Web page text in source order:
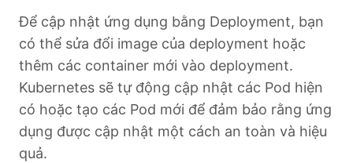
Để cập nhật ứng dụng bằng Deployment, bạn
có thể sửa đổi image của deployment hoặc
thêm các container mới vào deployment.
Kubernetes sẽ tự động cập nhật các Pod hiện
có hoặc tạo các Pod mới để đảm bảo rằng ứng
dụng được cập nhật một cách an toàn và hiệu
quả.